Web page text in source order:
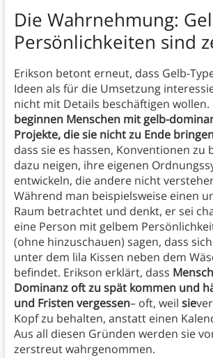
Die Wahrnehmung:
Persönlichkeiten sind
Erikson betont erneut, dass Gelb-
Ideen als für die Umsetzung
nicht mit Details beschäftigen wollen.
beginnen Menschen mit gelb-
Projekte, die sie nicht zu Ende
dass sie es hassen, Konventionen zu
dazu neigen, ihre eigenen
entwickeln, die andere nicht
Während man beispielsweise einen
Raum betrachtet und denkt, er sei
eine Person mit gelbem
(ohne hinzuschauen) sagen, dass
unter dem lila Kissen neben dem
befindet. Erikson erklärt, dass
Dominanz oft zu spät kommen und
und Fristen vergessen– oft, weil sie
Kopf zu behalten, anstatt einen
Aus all diesen Gründen werden sie
zerstreut wahrgenommen.